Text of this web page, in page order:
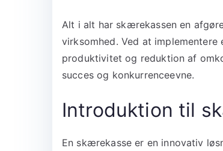
Alt i alt har skærekassen en
virksomhed. Ved at
produktivitet og reduktion af
succes og konkurrenceevne.
Introduktion til
En skærekasse er en innovativ